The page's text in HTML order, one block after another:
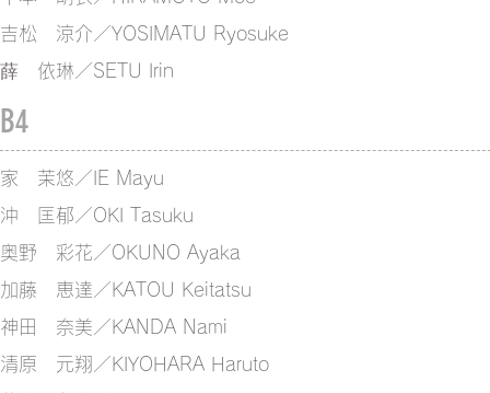
B4
吉松 涼介／YOSIMATU Ryosuke
​薛 依琳／SETU Irin
家 茉悠／IE Mayu
沖 匡郁／OKI Tasuku
奥野 彩花／OKUNO Ayaka
加藤 恵達／KATOU Keitatsu
神田 奈美／KANDA Nami
清原 元翔／KIYOHARA Haruto